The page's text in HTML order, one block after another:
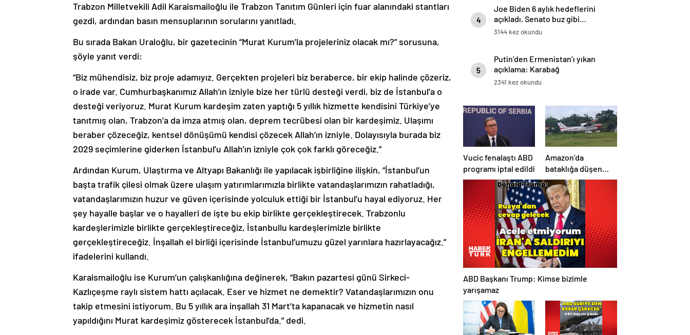
Trabzon Milletvekili Adil Karaismailoğlu ile Trabzon Tanıtım Günleri için fuar alanındaki stantları
gezdi, ardından basın mensuplarının sorularını yanıtladı.
Bu sırada Bakan Uraloğlu, bir gazetecinin “Murat Kurum’la projeleriniz olacak mı?” sorusuna,
şöyle yanıt verdi:
“Biz mühendisiz, biz proje adamıyız. Gerçekten projeleri biz beraberce, bir ekip halinde çözeriz,
o irade var. Cumhurbaşkanımız Allah’ın izniyle bize her türlü desteği verdi, biz de İstanbul’a o
desteği veriyoruz. Murat Kurum kardeşim zaten yaptığı 5 yıllık hizmette kendisini Türkiye’ye
tanıtmış olan, Trabzon’a da imza atmış olan, deprem tecrübesi olan bir kardeşimiz. Ulaşımı
beraber çözeceğiz, kentsel dönüşümü kendisi çözecek Allah’ın izniyle. Dolayısıyla burada biz
2029 seçimlerine giderken İstanbul’u Allah’ın izniyle çok çok farklı göreceğiz.”
Ardından Kurum, Ulaştırma ve Altyapı Bakanlığı ile yapılacak işbirliğine ilişkin, “İstanbul’un
başta trafik çilesi olmak üzere ulaşım yatırımlarımızla birlikte vatandaşlarımızın rahatladığı,
vatandaşlarımızın huzur ve güven içerisinde yolculuk ettiği bir İstanbul’u hayal ediyoruz. Her
şey hayalle başlar ve o hayalleri de işte bu ekip birlikte gerçekleştirecek. Trabzonlu
kardeşlerimizle birlikte gerçekleştireceğiz, İstanbullu kardeşlerimizle birlikte
gerçekleştireceğiz. İnşallah el birliği içerisinde İstanbul’umuzu güzel yarınlara hazırlayacağız.”
ifadelerini kullandı.
Karaismailoğlu ise Kurum’un çalışkanlığına değinerek, “Bakın pazartesi günü Sirkeci-
Kazlıçeşme raylı sistem hattı açılacak. Eser ve hizmet ne demektir? Vatandaşlarımızın onu
takip etmesini istiyorum. Bu 5 yıllık ara inşallah 31 Mart’ta kapanacak ve hizmetin nasıl
yapıldığını Murat kardeşimiz gösterecek İstanbul’da.” dedi.
4
Joe Biden 6 aylık hedeflerini
açıkladı. Senato buz gibi…
3144 kez okundu
5
Putin’den Ermenistan’ı yıkan
açıklama: Karabağ
Azerbaycan’ın ayrılmaz bir
2341 kez okundu
Vucic fenalaştı ABD
programı iptal edildi
Amazon’da
bataklığa düşen
uçağın yolcuları, 36
saat kurtarılmayı
bekledi
ABD Başkanı Trump: Kimse bizimle
yarışamaz